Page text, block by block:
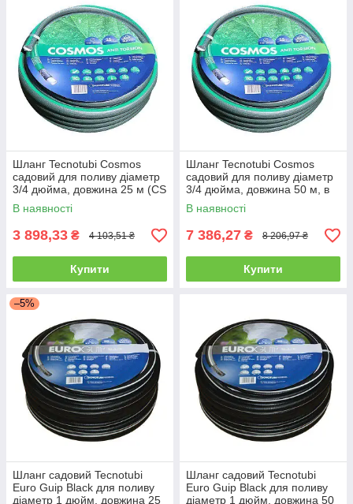
Шланг Tecnotubi Cosmos
садовий для поливу діаметр
3/4 дюйма, довжина 25 м (CS
3/4 25)
В наявності
3 898,33 ₴ 4 103,51 ₴
Купити
Шланг Tecnotubi Cosmos
садовий для поливу діаметр
3/4 дюйма, довжина 50 м, в
упаковці - 1 шт. (CS 3/4 50)
В наявності
7 386,27 ₴ 8 206,97 ₴
Купити
–5%
Шланг садовий Tecnotubi
Euro Guip Black для поливу
діаметр 1 дюйм, довжина 25
Шланг садовий Tecnotubi
Euro Guip Black для поливу
діаметр 1 дюйм, довжина 50